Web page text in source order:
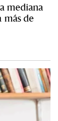
mediana
más de